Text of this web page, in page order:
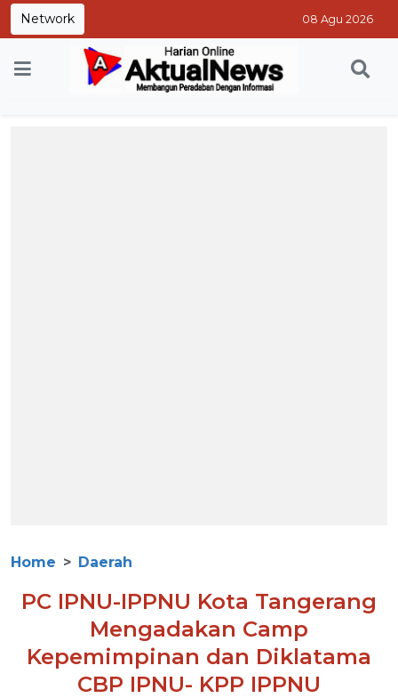
Network 08 Agu 2026
Home Daerah
PC IPNU-IPPNU Kota Tangerang
Mengadakan Camp
Kepemimpinan dan Diklatama
CBP IPNU- KPP IPPNU